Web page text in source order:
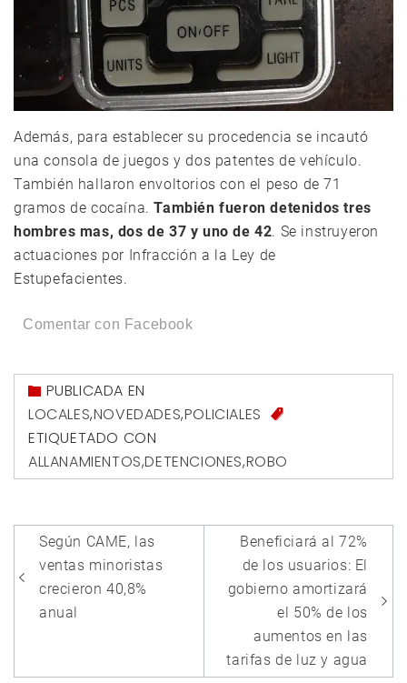
Además, para establecer su procedencia se incautó
una consola de juegos y dos patentes de vehículo.
También hallaron envoltorios con el peso de 71
gramos de cocaína.También fueron detenidos tres
hombres mas, dos de 37 y uno de 42. Se instruyeron
actuaciones por Infracción a la Ley de
Estupefacientes.
Comentar con Facebook
PUBLICADA EN
LOCALES,NOVEDADES,POLICIALES
ETIQUETADO CON
ALLANAMIENTOS,DETENCIONES,ROBO
Navegación
de
entradas
Según CAME, las
ventas minoristas
crecieron 40,8%
anual
Beneficiará al 72%
de los usuarios: El
gobierno amortizará
el 50% de los
aumentos en las
tarifas de luz y agua